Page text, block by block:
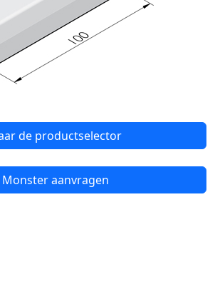
de productselector
Monster aanvragen